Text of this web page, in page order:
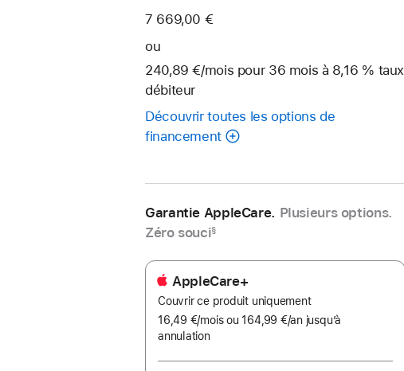
7 669,00 €
ou
240,89 €/mois par
pour 36 mois mois
à 8,16 % taux
débiteur
Découvrir toutes les options de
financement
Garantie AppleCare. Plusieurs options.
Zéro souci§
AppleCare+
Couvrir ce produit uniquement
16,49 €/moispar
ou 164,99 €/an par
jusqu’à
annulation